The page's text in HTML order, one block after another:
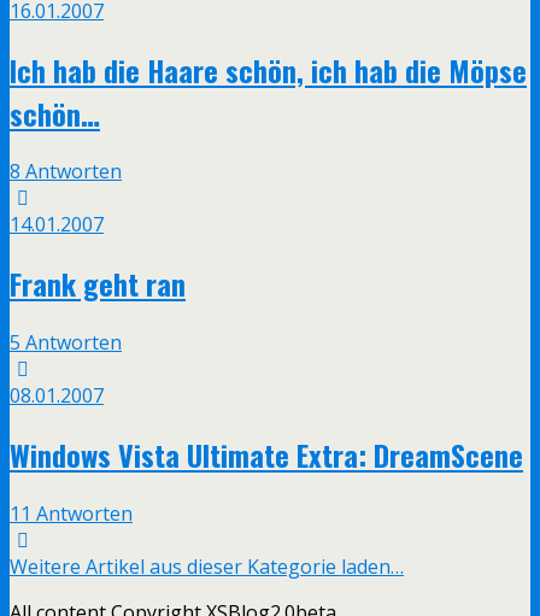
16.01.2007
Ich hab die Haare schön, ich hab die Möpse
schön…
8 Antworten
14.01.2007
Frank geht ran
5 Antworten
08.01.2007
Windows Vista Ultimate Extra: DreamScene
11 Antworten
Weitere Artikel aus dieser Kategorie laden…